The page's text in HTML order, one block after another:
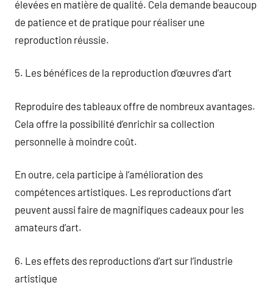
élevées en matière de qualité. Cela demande beaucoup
de patience et de pratique pour réaliser une
reproduction réussie.
5. Les bénéfices de la reproduction d’œuvres d’art
Reproduire des tableaux offre de nombreux avantages.
Cela offre la possibilité d’enrichir sa collection
personnelle à moindre coût.
En outre, cela participe à l’amélioration des
compétences artistiques. Les reproductions d’art
peuvent aussi faire de magnifiques cadeaux pour les
amateurs d’art.
6. Les effets des reproductions d’art sur l’industrie
artistique